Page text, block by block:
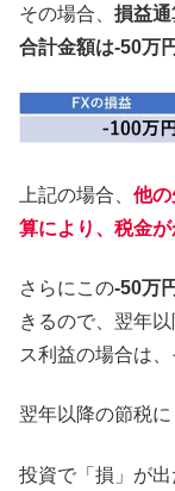
その場合、 損益
合計金額は-50万
上記の場合、 他
算により、税金が
さらにこの-50万
きるので、翌年
ス利益の場合は
翌年以降の節税に
投資で「損」が